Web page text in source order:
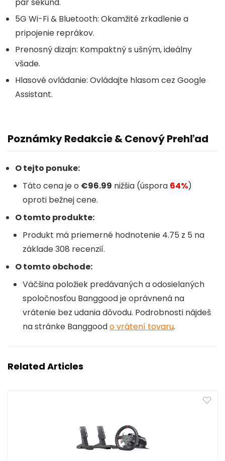
5G Wi-Fi & Bluetooth: Okamžité zrkadlenie a
pripojenie reprákov.
Prenosný dizajn: Kompaktný s ušným, ideálny
všade.
Hlasové ovládanie: Ovládajte hlasom cez Google
Assistant.
Poznámky Redakcie & Cenový Prehľad
O tejto ponuke:
Táto cena je o €96.99 nižšia (úspora 64%)
oproti bežnej cene.
O tomto produkte:
Produkt má priemerné hodnotenie 4.75 z 5 na
základe 308 recenzií.
O tomto obchode:
Väčšina položiek predávaných a odosielaných
spoločnosťou Banggoodje oprávnená na
vrátenie bez udania dôvodu. Podrobnosti nájdeš
na stránke Banggoodo vrátení tovaru.
Related Articles